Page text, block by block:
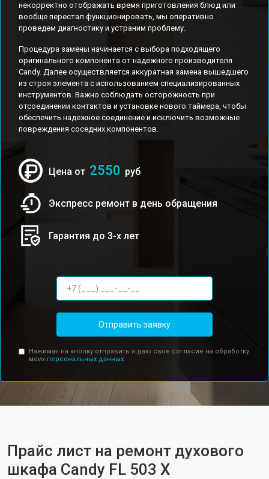
некорректно отображать время приготовления блюд или
вообще перестал функционировать, мы оперативно
проведем диагностику и устраним проблему.
Процедура замены начинается с выбора подходящего
оригинального компонента от надежного производителя
Candy. Далее осуществляется аккуратная замена вышедшего
из строя элемента с использованием специализированных
инструментов. Важно соблюдать осторожность при
отсоединении контактов и установке нового таймера, чтобы
обеспечить надежное соединение и исключить возможные
повреждения соседних компонентов.
Цена от 2550 руб
Экспресс ремонт в день обращения
Гарантия до 3-х лет
Отправить заявку
Нажимая на кнопку отправить я даю свое согласие на обработку
моих персональных данных.
Прайс лист на ремонт духового
шкафа Candy FL 503 X